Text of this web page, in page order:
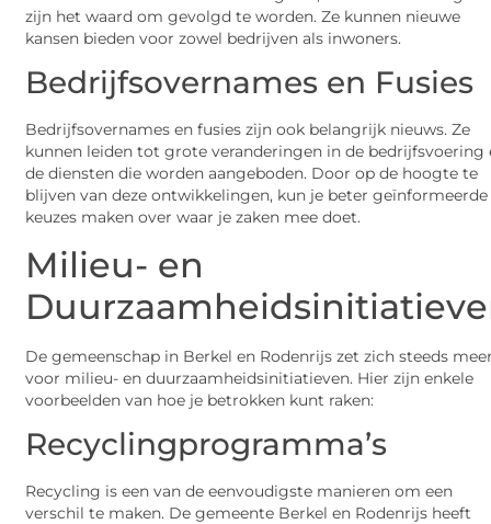
zijn het waard om gevolgd te worden. Ze kunnen nieuwe
kansen bieden voor zowel bedrijven als inwoners.
Bedrijfsovernames en Fusies
Bedrijfsovernames en fusies zijn ook belangrijk nieuws. Ze
kunnen leiden tot grote veranderingen in de bedrijfsvoering
de diensten die worden aangeboden. Door op de hoogte te
blijven van deze ontwikkelingen, kun je beter geïnformeerde
keuzes maken over waar je zaken mee doet.
Milieu- en
De gemeenschap in Berkel en Rodenrijs zet zich steeds
voor milieu- en duurzaamheidsinitiatieven. Hier zijn enkele
voorbeelden van hoe je betrokken kunt raken:
Recyclingprogramma’s
Recycling is een van de eenvoudigste manieren om een
verschil te maken. De gemeente Berkel en Rodenrijs heeft